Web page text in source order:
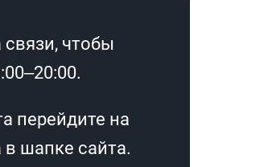
чтобы
перейдите на
шапке сайта.